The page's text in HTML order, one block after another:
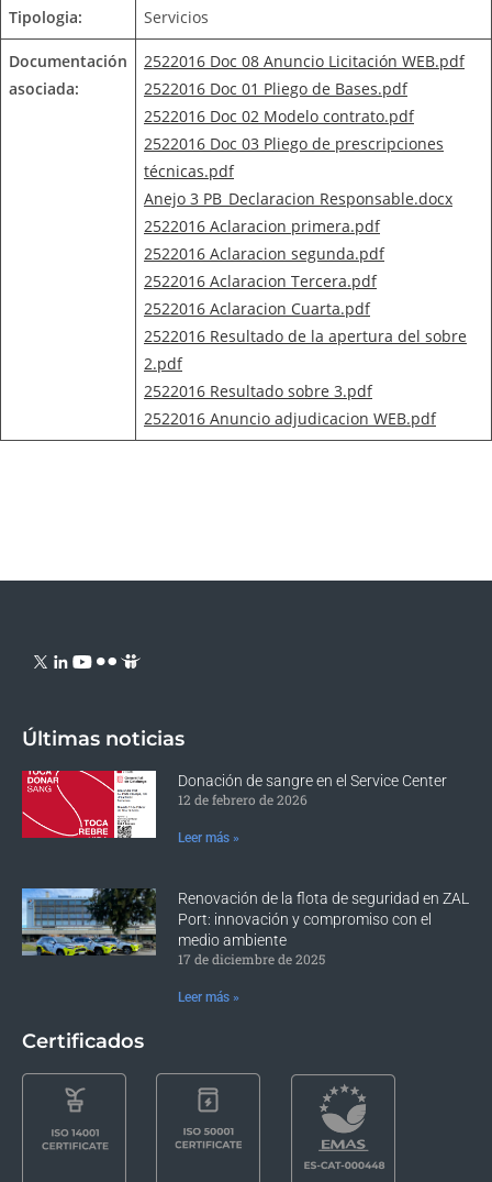
Tipologia: Servicios
Documentación
asociada:
2522016 Doc 08 Anuncio Licitación WEB.pdf
2522016 Doc 01 Pliego de Bases.pdf
2522016 Doc 02 Modelo contrato.pdf
2522016 Doc 03 Pliego de prescripciones
técnicas.pdf
Anejo 3 PB_Declaracion Responsable.docx
2522016 Aclaracion primera.pdf
2522016 Aclaracion segunda.pdf
2522016 Aclaracion Tercera.pdf
2522016 Aclaracion Cuarta.pdf
2522016 Resultado de la apertura del sobre
2.pdf
2522016 Resultado sobre 3.pdf
2522016 Anuncio adjudicacion WEB.pdf
Últimas noticias
Donación de sangre en el Service Center
12 de febrero de 2026
Leer más »
Renovación de la flota de seguridad en ZAL
Port: innovación y compromiso con el
medio ambiente
17 de diciembre de 2025
Leer más »
Certificados